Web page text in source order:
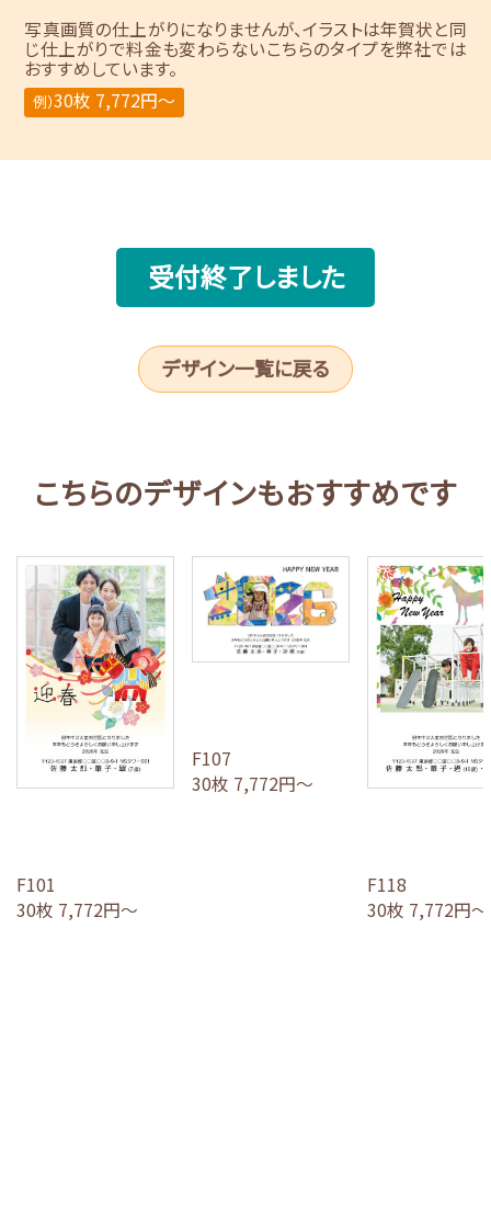
写真画質の仕上がりになりませんが、イラストは年賀状と同
じ仕上がりで料金も変わらないこちらのタイプを弊社では
おすすめしています。
例）30枚 7,772円～
受付終了しました
デザイン一覧に戻る
こちらのデザインもおすすめです
F101
30枚 7,772円～
F107
30枚 7,772円～
F118
30枚 7,772円～